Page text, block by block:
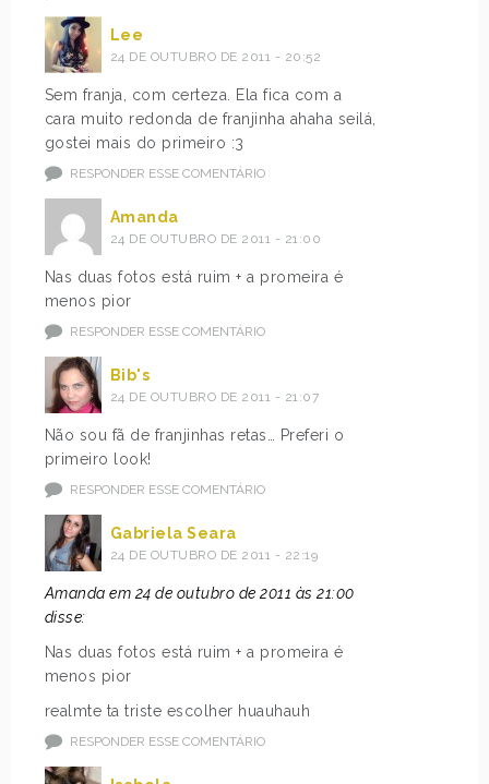
Lee
24 DE OUTUBRO DE 2011 - 20:52
Sem franja, com certeza. Ela fica com a
cara muito redonda de franjinha ahaha seilá,
gostei mais do primeiro :3
RESPONDER ESSE COMENTÁRIO
Amanda
24 DE OUTUBRO DE 2011 - 21:00
Nas duas fotos está ruim + a promeira é
menos pior
RESPONDER ESSE COMENTÁRIO
Bib's
24 DE OUTUBRO DE 2011 - 21:07
Não sou fã de franjinhas retas… Preferi o
primeiro look!
RESPONDER ESSE COMENTÁRIO
Gabriela Seara
24 DE OUTUBRO DE 2011 - 22:19
Amanda em 24 de outubro de 2011 às 21:00
disse:
Nas duas fotos está ruim + a promeira é
menos pior
realmte ta triste escolher huauhauh
RESPONDER ESSE COMENTÁRIO